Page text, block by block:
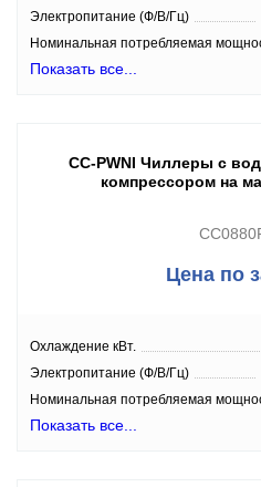
Электропитание (Ф/В/Гц)
Номинальная потребляемая
Показать все...
CC-PWNI Чиллеры с
компрессором на
Цена по
Охлаждение кВт.
Электропитание (Ф/В/Гц)
Номинальная потребляемая
Показать все...